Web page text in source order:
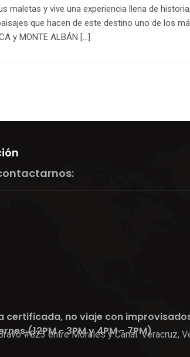
maletas y vive una experiencia llena de
que hacen de este destino uno de los
y MONTE ALBÁN […]
certificada, no viaje con
(12PM - 3PM y 4PM - 7PM)
#823 entre Morales y Canal. Veracruz,